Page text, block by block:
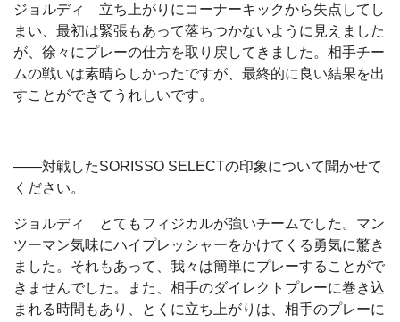
ジョルディ 立ち上がりにコーナーキックから失点してし
まい、最初は緊張もあって落ちつかないように見えました
が、徐々にプレーの仕方を取り戻してきました。相手チー
ムの戦いは素晴らしかったですが、最終的に良い結果を出
すことができてうれしいです。
――対戦したSORISSO SELECTの印象について聞かせて
ください。
ジョルディ とてもフィジカルが強いチームでした。マン
ツーマン気味にハイプレッシャーをかけてくる勇気に驚き
ました。それもあって、我々は簡単にプレーすることがで
きませんでした。また、相手のダイレクトプレーに巻き込
まれる時間もあり、とくに立ち上がりは、相手のプレーに